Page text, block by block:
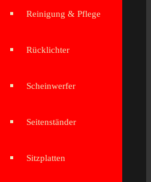
Reinigung & Pflege
Rücklichter
Scheinwerfer
Seitenständer
Sitzplatten